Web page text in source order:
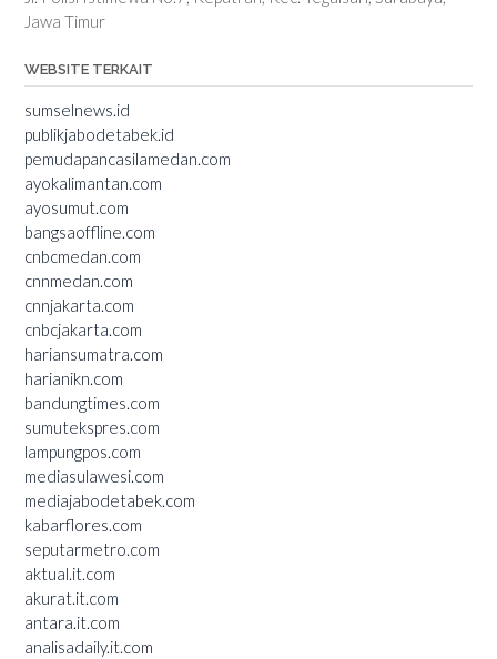
Jawa Timur
WEBSITE TERKAIT
sumselnews.id
publikjabodetabek.id
pemudapancasilamedan.com
ayokalimantan.com
ayosumut.com
bangsaoffline.com
cnbcmedan.com
cnnmedan.com
cnnjakarta.com
cnbcjakarta.com
hariansumatra.com
harianikn.com
bandungtimes.com
sumutekspres.com
lampungpos.com
mediasulawesi.com
mediajabodetabek.com
kabarflores.com
seputarmetro.com
aktual.it.com
akurat.it.com
antara.it.com
analisadaily.it.com